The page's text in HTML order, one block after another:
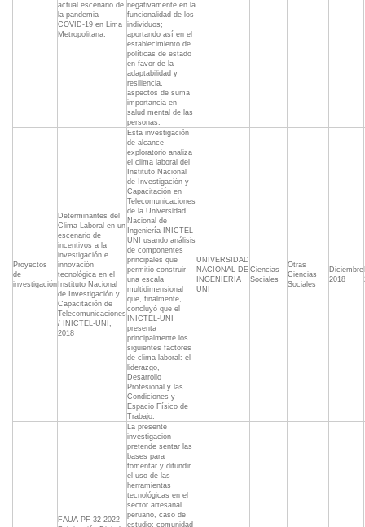
actual escenario de
la pandemia
COVID-19 en Lima
Metropolitana.
negativamente en la
funcionalidad de los
individuos;
aportando así en el
establecimiento de
políticas de estado
en favor de la
adaptabilidad y
resiliencia,
aspectos de suma
importancia en
salud mental de las
personas.
Proyectos
de
investigación
Determinantes del
Clima Laboral en un
escenario de
incentivos a la
investigación e
innovación
tecnológica en el
Instituto Nacional
de Investigación y
Capacitación de
Telecomunicaciones
/ INICTEL-UNI,
2018
Esta investigación
de alcance
exploratorio analiza
el clima laboral del
Instituto Nacional
de Investigación y
Capacitación en
Telecomunicaciones
de la Universidad
Nacional de
Ingeniería INICTEL-
UNI usando análisis
de componentes
principales que
permitió construir
una escala
multidimensional
que, finalmente,
concluyó que el
INICTEL-UNI
presenta
principalmente los
siguientes factores
de clima laboral: el
liderazgo,
Desarrollo
Profesional y las
Condiciones y
Espacio Físico de
Trabajo.
UNIVERSIDAD
NACIONAL DE
INGENIERIA
UNI
Ciencias
Sociales
Otras
Ciencias
Sociales
Diciembre
2018
FAUA-PF-32-2022
La presente
investigación
pretende sentar las
bases para
fomentar y difundir
el uso de las
herramientas
tecnológicas en el
sector artesanal
peruano, caso de
estudio: comunidad